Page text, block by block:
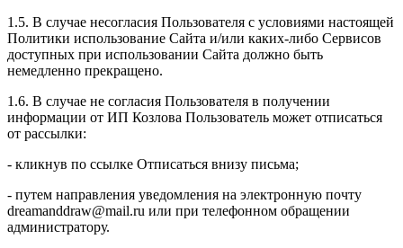
1.5. В случае несогласия Пользователя с условиями настоящей
Политики использование Сайта и/или каких-либо Сервисов
доступных при использовании Сайта должно быть
немедленно прекращено.
1.6. В случае не согласия Пользователя в получении
информации от ИП Козлова Пользователь может отписаться
от рассылки:
- кликнув по ссылке Отписаться внизу письма;
- путем направления уведомления на электронную почту
dreamanddraw@mail.ru или при телефонном обращении
администратору.